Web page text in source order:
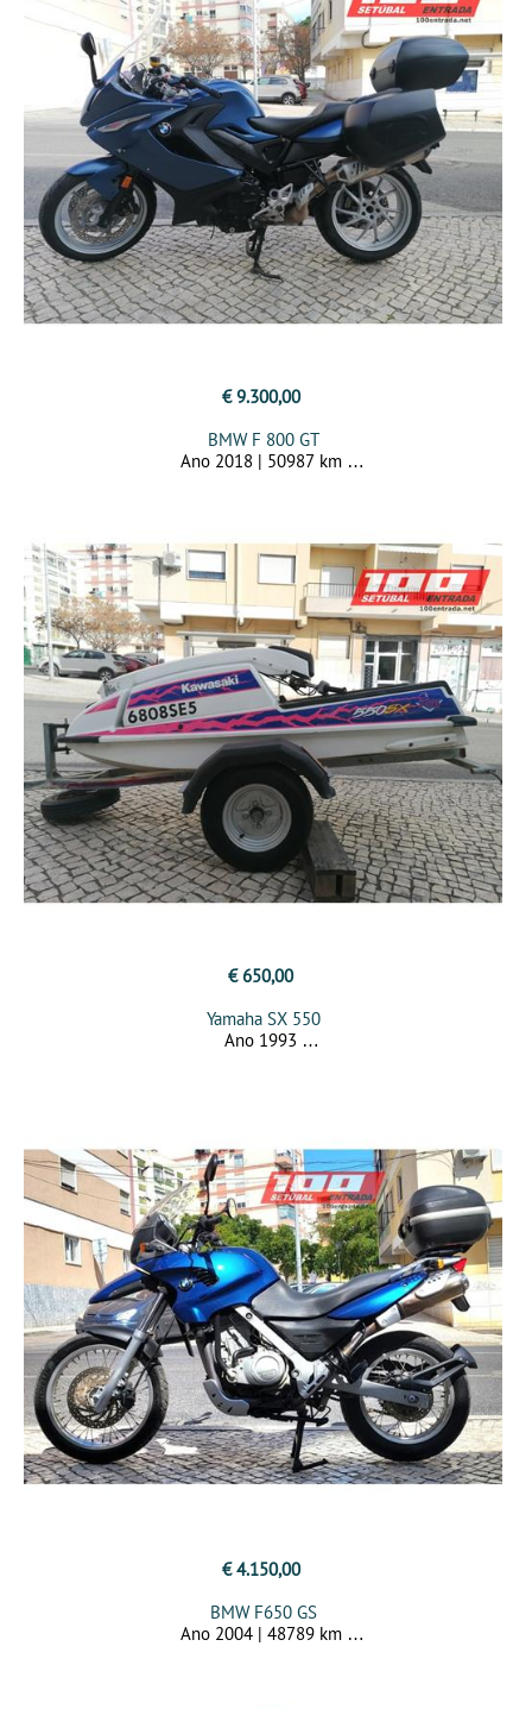
€ 9.300,00
BMW F 800 GT
Ano 2018 | 50987 km
€ 650,00
Yamaha SX 550
Ano 1993
€ 4.150,00
BMW F650 GS
Ano 2004 | 48789 km